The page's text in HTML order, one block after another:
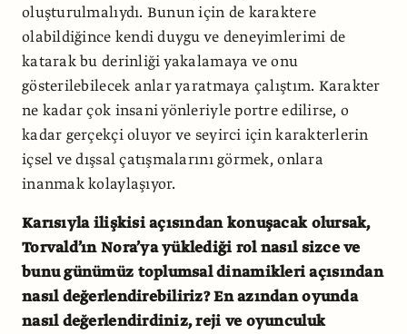
oluşturulmalıydı. Bunun için de karaktere
olabildiğince kendi duygu ve deneyimlerimi de
katarak bu derinliği yakalamaya ve onu
gösterilebilecek anlar yaratmaya çalıştım. Karakter
ne kadar çok insani yönleriyle portre edilirse, o
kadar gerçekçi oluyor ve seyirci için karakterlerin
içsel ve dışsal çatışmalarını görmek, onlara
inanmak kolaylaşıyor.
Karısıyla ilişkisi açısından konuşacak olursak,
Torvald’ın Nora’ya yüklediği rol nasıl sizce ve
bunu günümüz toplumsal dinamikleri açısından
nasıl değerlendirebiliriz? En azından oyunda
nasıl değerlendirdiniz, reji ve oyunculuk